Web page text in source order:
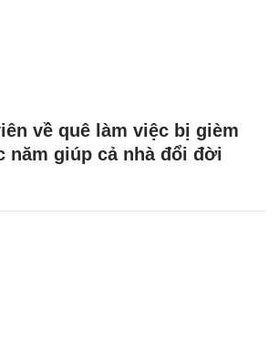
về quê làm việc bị gièm
năm giúp cả nhà đổi đời